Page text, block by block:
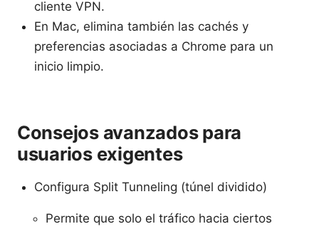
cliente VPN.
En Mac, elimina también las cachés y
preferencias asociadas a Chrome para un
inicio limpio.
Consejos avanzados para
usuarios exigentes
Configura Split Tunneling (túnel dividido)
Permite que solo el tráfico hacia ciertos